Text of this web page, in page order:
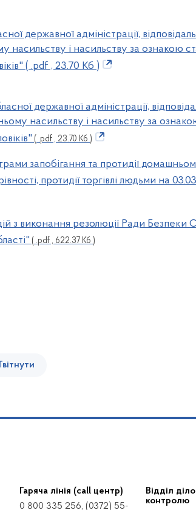
державної адміністрації,
насильству і насильству за ознакою
( .pdf , 23.70 Кб )
державної адміністрації,
насильству і насильству за
( .pdf , 23.70 Кб )
запобігання та протидії
протидії торгівлі людьми на
з виконання резолюції Ради
( .pdf , 622.37 Кб )
Гаряча лінія (call центр)
0 800 335 256, (0372) 55-
Відділ
контролю